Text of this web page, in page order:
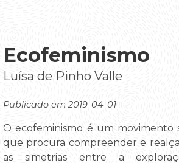
Ecofeminismo
Luísa de Pinho Valle
Publicado em 2019-04-01
O ecofeminismo é um movimento
que procura compreender e
as simetrias entre a